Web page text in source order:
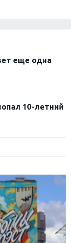
еще одна
10-летний